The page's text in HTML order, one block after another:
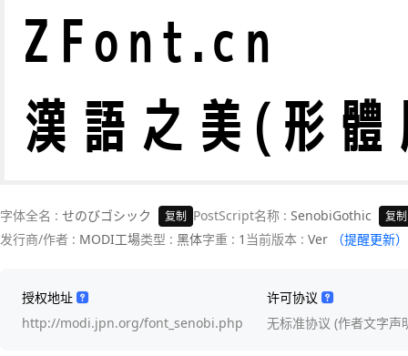
ZFont.cn
漢語之美(形
字体全名 : せのびゴシック 复制 PostScript名称 : SenobiGothic 复制
发行商/作者 : MODI工場类型 : 黑体字重 : 1 当前版本 : Ver （提醒更新）
授权地址
http://modi.jpn.org/font_senobi.php
许可协议
无标准协议 (作者文字声